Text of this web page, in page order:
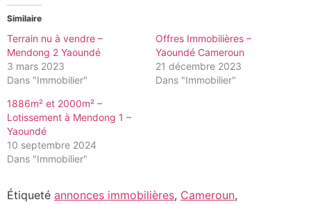
Similaire
Terrain nu à vendre –
Mendong 2 Yaoundé
3 mars 2023
Dans "Immobilier"
Offres Immobilières –
Yaoundé Cameroun
21 décembre 2023
Dans "Immobilier"
1886m² et 2000m² –
Lotissement à Mendong 1 –
Yaoundé
10 septembre 2024
Dans "Immobilier"
Étiqueté annonces immobilières, Cameroun,